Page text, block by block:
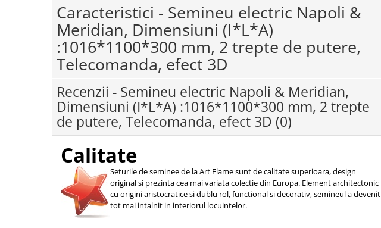
Caracteristici - Semineu electric Napoli &
Meridian, Dimensiuni (I*L*A)
:1016*1100*300 mm, 2 trepte de putere,
Telecomanda, efect 3D
Recenzii - Semineu electric Napoli & Meridian,
Dimensiuni (I*L*A) :1016*1100*300 mm, 2 trepte
de putere, Telecomanda, efect 3D (0)
Calitate
Seturile de seminee de la Art Flame sunt de calitate superioara, design
original si prezinta cea mai variata colectie din Europa. Element architectonic
cu origini aristocratice si dublu rol, functional si decorativ, semineul a devenit
tot mai intalnit in interiorul locuintelor.